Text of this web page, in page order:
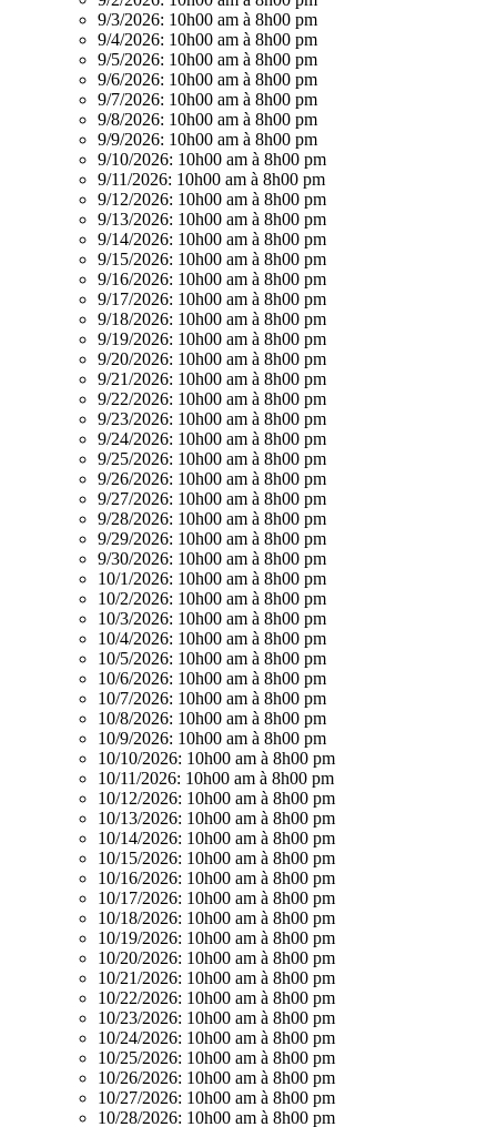
9/3/2026: 10h00 am à 8h00 pm
9/4/2026: 10h00 am à 8h00 pm
9/5/2026: 10h00 am à 8h00 pm
9/6/2026: 10h00 am à 8h00 pm
9/7/2026: 10h00 am à 8h00 pm
9/8/2026: 10h00 am à 8h00 pm
9/9/2026: 10h00 am à 8h00 pm
9/10/2026: 10h00 am à 8h00 pm
9/11/2026: 10h00 am à 8h00 pm
9/12/2026: 10h00 am à 8h00 pm
9/13/2026: 10h00 am à 8h00 pm
9/14/2026: 10h00 am à 8h00 pm
9/15/2026: 10h00 am à 8h00 pm
9/16/2026: 10h00 am à 8h00 pm
9/17/2026: 10h00 am à 8h00 pm
9/18/2026: 10h00 am à 8h00 pm
9/19/2026: 10h00 am à 8h00 pm
9/20/2026: 10h00 am à 8h00 pm
9/21/2026: 10h00 am à 8h00 pm
9/22/2026: 10h00 am à 8h00 pm
9/23/2026: 10h00 am à 8h00 pm
9/24/2026: 10h00 am à 8h00 pm
9/25/2026: 10h00 am à 8h00 pm
9/26/2026: 10h00 am à 8h00 pm
9/27/2026: 10h00 am à 8h00 pm
9/28/2026: 10h00 am à 8h00 pm
9/29/2026: 10h00 am à 8h00 pm
9/30/2026: 10h00 am à 8h00 pm
10/1/2026: 10h00 am à 8h00 pm
10/2/2026: 10h00 am à 8h00 pm
10/3/2026: 10h00 am à 8h00 pm
10/4/2026: 10h00 am à 8h00 pm
10/5/2026: 10h00 am à 8h00 pm
10/6/2026: 10h00 am à 8h00 pm
10/7/2026: 10h00 am à 8h00 pm
10/8/2026: 10h00 am à 8h00 pm
10/9/2026: 10h00 am à 8h00 pm
10/10/2026: 10h00 am à 8h00 pm
10/11/2026: 10h00 am à 8h00 pm
10/12/2026: 10h00 am à 8h00 pm
10/13/2026: 10h00 am à 8h00 pm
10/14/2026: 10h00 am à 8h00 pm
10/15/2026: 10h00 am à 8h00 pm
10/16/2026: 10h00 am à 8h00 pm
10/17/2026: 10h00 am à 8h00 pm
10/18/2026: 10h00 am à 8h00 pm
10/19/2026: 10h00 am à 8h00 pm
10/20/2026: 10h00 am à 8h00 pm
10/21/2026: 10h00 am à 8h00 pm
10/22/2026: 10h00 am à 8h00 pm
10/23/2026: 10h00 am à 8h00 pm
10/24/2026: 10h00 am à 8h00 pm
10/25/2026: 10h00 am à 8h00 pm
10/26/2026: 10h00 am à 8h00 pm
10/27/2026: 10h00 am à 8h00 pm
10/28/2026: 10h00 am à 8h00 pm